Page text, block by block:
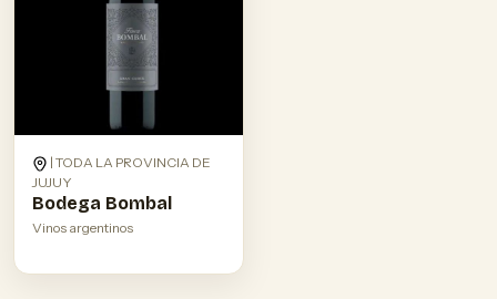
| TODA LA PROVINCIA DE
JUJUY
Bodega Bombal
Vinos argentinos